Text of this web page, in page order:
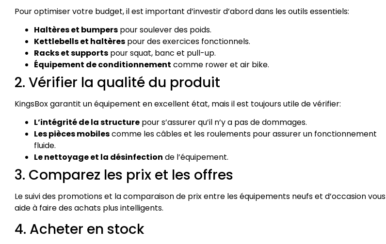
Pour optimiser votre budget, il est important d’investir d’abord dans les outils essentiels:
Haltères et bumpers pour soulever des poids.
Kettlebells et haltères pour des exercices fonctionnels.
Racks et supports pour squat, banc et pull-up.
Équipement de conditionnement comme rower et air bike.
2. Vérifier la qualité du produit
KingsBox garantit un équipement en excellent état, mais il est toujours utile de vérifier:
L’intégrité de la structure pour s’assurer qu’il n’y a pas de dommages.
Les pièces mobilescomme les câbles et les roulements pour assurer un fonctionnement
fluide.
Le nettoyage et la désinfection de l’équipement.
3. Comparez les prix et les offres
Le suivi des promotions et la comparaison de prix entre les équipements neufs et d’occasion vous
aide à faire des achats plus intelligents.
4. Acheter en stock